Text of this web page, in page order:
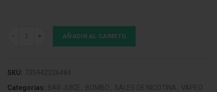
Bar Juice Bombo Apple Pear Max 10mg 10ml cantidad
AÑADIR AL CARRITO
SKU: 735942226484
Categorías: BAR JUICE , BOMBO , SALES DE NICOTINA , VAPEO